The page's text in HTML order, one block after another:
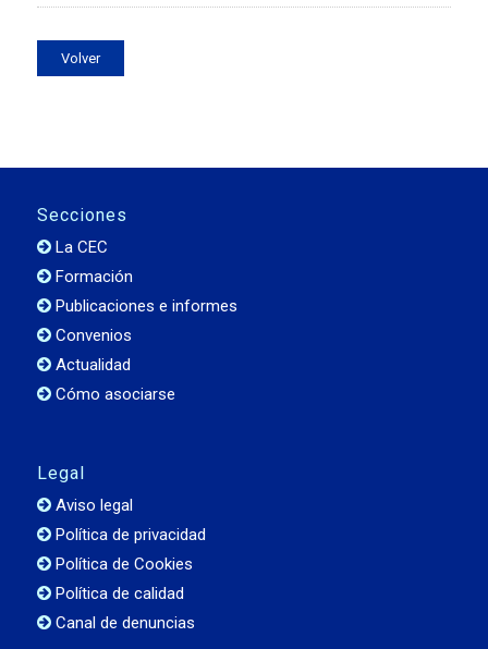
Volver
Secciones
La CEC
Formación
Publicaciones e informes
Convenios
Actualidad
Cómo asociarse
Legal
Aviso legal
Política de privacidad
Política de Cookies
Política de calidad
Canal de denuncias